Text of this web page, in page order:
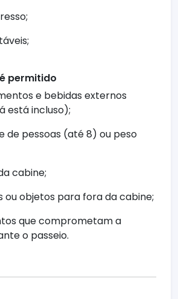
permitido
e bebidas externos
está incluso);
de pessoas (até 8) ou peso
cabine;
ou objetos para fora da cabine;
que comprometam a
o passeio.